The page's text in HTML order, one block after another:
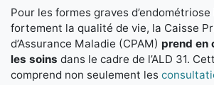
Pour les formes graves
fortement la qualité de vie, la Caisse
d’Assurance Maladie (CPAM) prend en
les soins dans le cadre de l’ALD 31.
comprend non seulement les